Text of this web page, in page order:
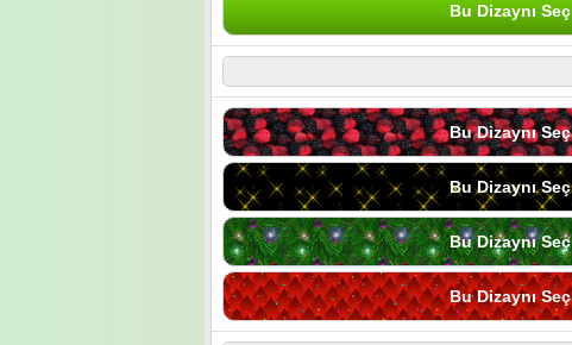
Bu Dizaynı Seç
Bu Dizaynı Seç
Bu Dizaynı Seç
Bu Dizaynı Seç
Bu Dizaynı Seç